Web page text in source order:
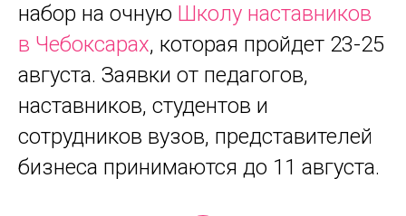
набор на очную Школу наставников
в Чебоксарах, которая пройдет 23-25
августа. Заявки от педагогов,
наставников, студентов и
сотрудников вузов, представителей
бизнеса принимаются до 11 августа.